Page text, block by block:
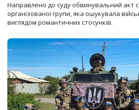
Направлено до суду обвинувальний акт
організованої групи, яка ошукувала
виглядом романтичних стосунків.